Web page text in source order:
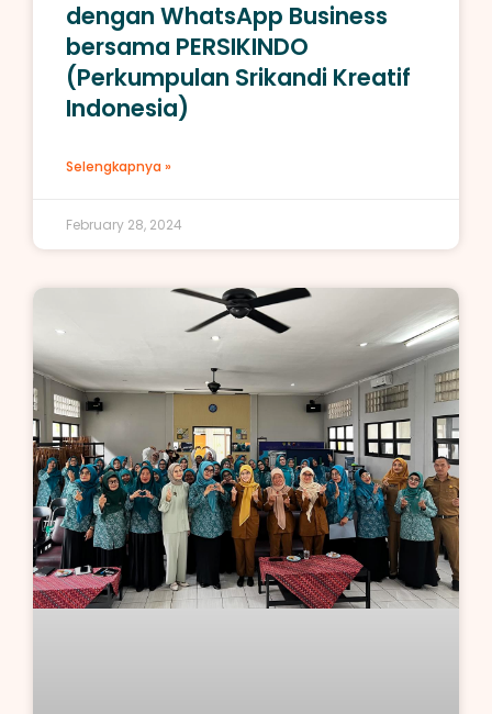
dengan WhatsApp Business
bersama PERSIKINDO
(Perkumpulan Srikandi Kreatif
Indonesia)
Selengkapnya »
February 28, 2024